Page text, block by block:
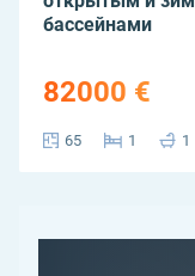
бассейнами
82000 €
65 1 1